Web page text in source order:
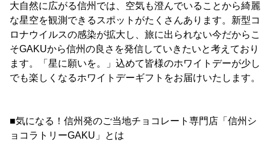
大自然に広がる信州では、空気も澄んでいることから綺麗
な星空を観測できるスポットがたくさんあります。新型コ
ロナウイルスの感染が拡大し、旅に出られない今だからこ
そGAKUから信州の良さを発信していきたいと考えており
ます。「星に願いを。」込めて皆様のホワイトデーが少し
でも楽しくなるホワイトデーギフトをお届けいたします。
■気になる！信州発のご当地チョコレート専門店「信州シ
ョコラトリーGAKU」とは